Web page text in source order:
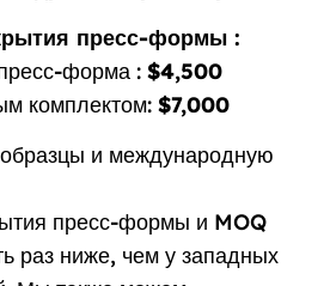
пресс-формы :
форма : $4,500
комплектом: $7,000
образцы и международную
пресс-формы и MOQ
раз ниже, чем у западных